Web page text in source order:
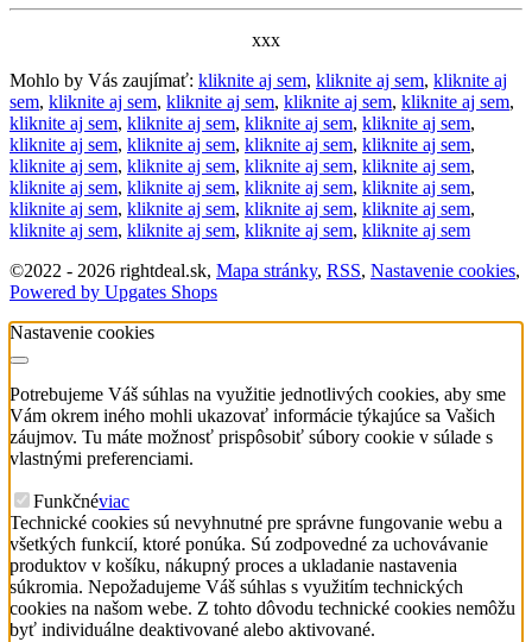
xxx
Mohlo by Vás zaujímať: kliknite aj sem, kliknite aj sem, kliknite aj
sem, kliknite aj sem, kliknite aj sem, kliknite aj sem, kliknite aj sem,
kliknite aj sem, kliknite aj sem, kliknite aj sem, kliknite aj sem,
kliknite aj sem, kliknite aj sem, kliknite aj sem, kliknite aj sem,
kliknite aj sem, kliknite aj sem, kliknite aj sem, kliknite aj sem,
kliknite aj sem, kliknite aj sem, kliknite aj sem, kliknite aj sem,
kliknite aj sem, kliknite aj sem, kliknite aj sem, kliknite aj sem,
kliknite aj sem, kliknite aj sem, kliknite aj sem, kliknite aj sem
©2022 - 2026 rightdeal.sk, Mapa stránky, RSS, Nastavenie cookies,
Powered by Upgates Shops
Nastavenie cookies
Potrebujeme Váš súhlas na využitie jednotlivých cookies, aby sme
Vám okrem iného mohli ukazovať informácie týkajúce sa Vašich
záujmov. Tu máte možnosť prispôsobiť súbory cookie v súlade s
vlastnými preferenciami.
Funkčnéviac
Technické cookies sú nevyhnutné pre správne fungovanie webu a
všetkých funkcií, ktoré ponúka. Sú zodpovedné za uchovávanie
produktov v košíku, nákupný proces a ukladanie nastavenia
súkromia. Nepožadujeme Váš súhlas s využitím technických
cookies na našom webe. Z tohto dôvodu technické cookies nemôžu
byť individuálne deaktivované alebo aktivované.